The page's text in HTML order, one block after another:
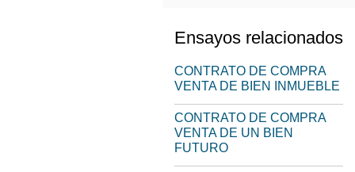
Ensayos relacionados
CONTRATO DE COMPRA
VENTA DE BIEN INMUEBLE
CONTRATO DE COMPRA
VENTA DE UN BIEN
FUTURO